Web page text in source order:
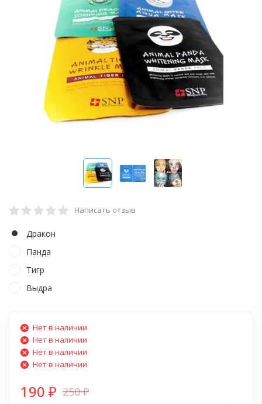
Написать отзыв
Дракон
Панда
Тигр
Выдра
Нет в наличии
Нет в наличии
Нет в наличии
Нет в наличии
190 ₽ 250₽